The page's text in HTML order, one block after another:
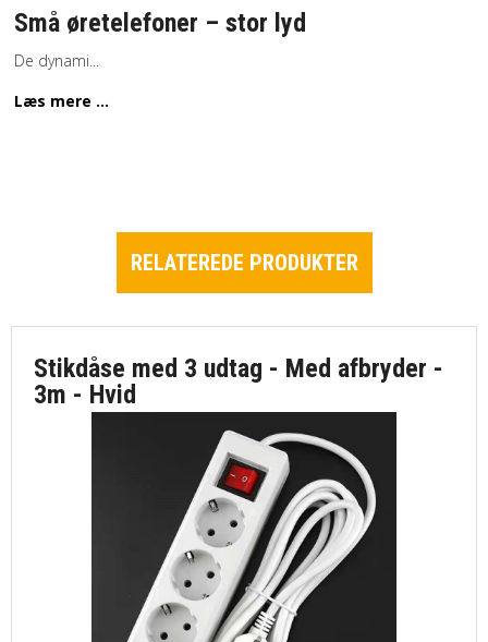
Små øretelefoner – stor lyd
De dynami...
Læs mere ...
RELATEREDE PRODUKTER
Stikdåse med 3 udtag - Med afbryder -
3m - Hvid